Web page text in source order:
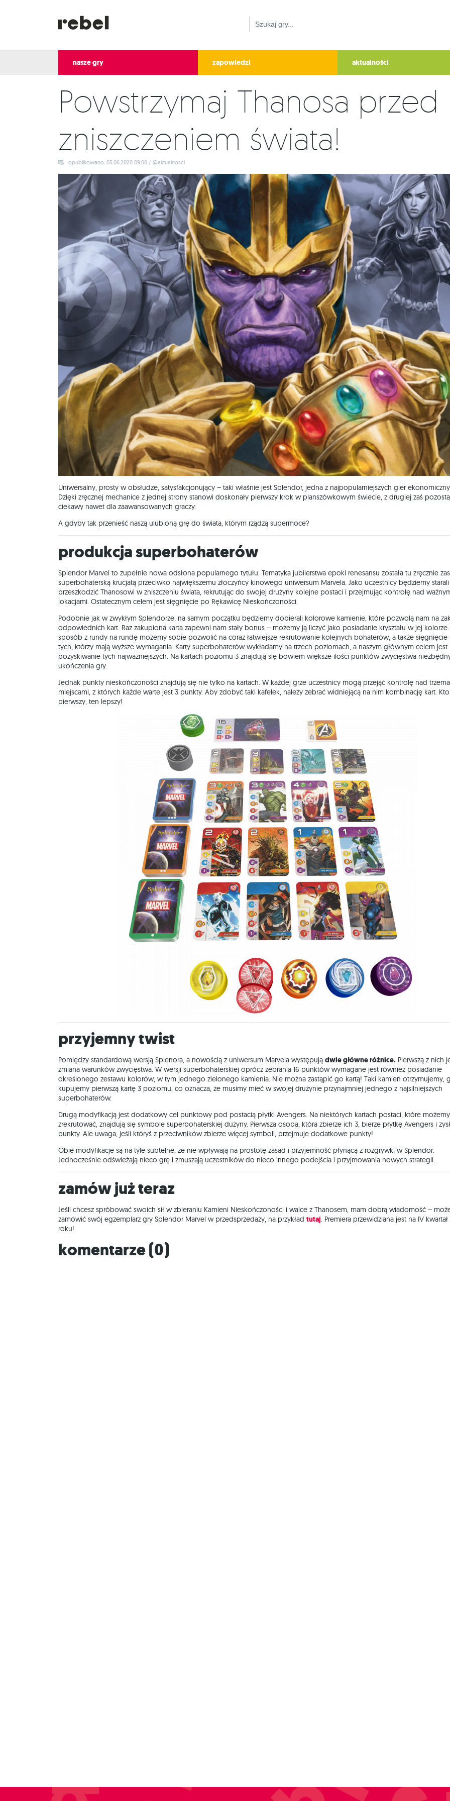
nasze gry zapowiedzi aktualności
Powstrzymaj Thanosa przed
zniszczeniem świata!
opublikowano: 05.06.2020 09:00 / @aktualnosci
Uniwersalny, prosty w obsłudze, satysfakcjonujący – taki właśnie jest Splendor, jedna z najpopularniejszych gier
Dzięki zręcznej mechanice z jednej strony stanowi doskonały pierwszy krok w planszówkowym świecie, z drugiej zaś
ciekawy nawet dla zaawansowanych graczy.
A gdyby tak przenieść naszą ulubioną grę do świata, którym rządzą supermoce?
Produkcja superbohaterów
Splendor Marvel to zupełnie nowa odsłona popularnego tytułu. Tematyka jubilerstwa epoki renesansu została tu zręcznie
superbohaterską krucjatą przeciwko największemu złoczyńcy kinowego uniwersum Marvela. Jako uczestnicy będziemy
przeszkodzić Thanosowi w zniszczeniu świata, rekrutując do swojej drużyny kolejne postaci i przejmując kontrolę nad
lokacjami. Ostatecznym celem jest sięgnięcie po Rękawicę Nieskończoności.
Podobnie jak w zwykłym Splendorze, na samym początku będziemy dobierali kolorowe kamienie, które pozwolą nam na
odpowiednich kart. Raz zakupiona karta zapewni nam stały bonus – możemy ją liczyć jako posiadanie kryształu w jej
sposób z rundy na rundę możemy sobie pozwolić na coraz łatwiejsze rekrutowanie kolejnych bohaterów, a także sięgnięcie
tych, którzy mają wyższe wymagania. Karty superbohaterów wykładamy na trzech poziomach, a naszym głównym celem jest
pozyskiwanie tych najważniejszych. Na kartach poziomu 3 znajdują się bowiem większe ilości punktów zwycięstwa
ukończenia gry.
Jednak punkty nieskończoności znajdują się nie tylko na kartach. W każdej grze uczestnicy mogą przejąć kontrolę nad trzema
miejscami, z których każde warte jest 3 punkty. Aby zdobyć taki kafelek, należy zebrać widniejącą na nim kombinację kart. Kto
pierwszy, ten lepszy!
Przyjemny twist
Pomiędzy standardową wersją Splenora, a nowością z uniwersum Marvela występują dwie główne różnice. Pierwszą z nich
zmiana warunków zwycięstwa. W wersji superbohaterskiej oprócz zebrania 16 punktów wymagane jest również posiadanie
określonego zestawu kolorów, w tym jednego zielonego kamienia. Nie można zastąpić go kartą! Taki kamień otrzymujemy,
kupujemy pierwszą kartę 3 poziomu, co oznacza, że musimy mieć w swojej drużynie przynajmniej jednego z najsilniejszych
superbohaterów.
Drugą modyfikacją jest dodatkowy cel punktowy pod postacią płytki Avengers. Na niektórych kartach postaci, które możemy
zrekrutować, znajdują się symbole superbohaterskiej dużyny. Pierwsza osoba, która zbierze ich 3, bierze płytkę Avengers i
punkty. Ale uwaga, jeśli któryś z przeciwników zbierze więcej symboli, przejmuje dodatkowe punkty!
Obie modyfikacje są na tyle subtelne, że nie wpływają na prostotę zasad i przyjemność płynącą z rozgrywki w Splendor.
Jednocześnie odświeżają nieco grę i zmuszają uczestników do nieco innego podejścia i przyjmowania nowych strategii.
Zamów już teraz
Jeśli chcesz spróbować swoich sił w zbieraniu Kamieni Nieskończoności i walce z Thanosem, mam dobrą wiadomość –
zamówić swój egzemplarz gry Splendor Marvel w przedsprzedaży, na przykład tutaj. Premiera przewidziana jest na IV kwartał
roku!
Komentarze (0)